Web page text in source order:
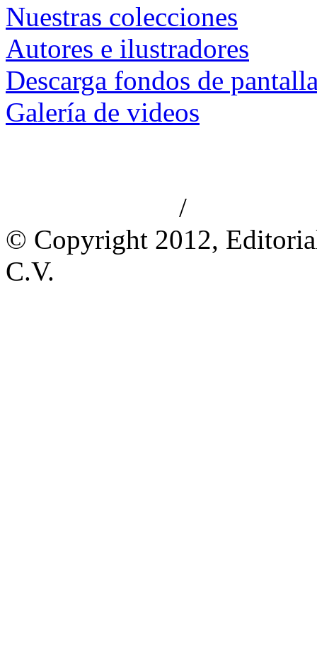
Nuestras colecciones
Autores e ilustradores
Descarga fondos de
Galería de videos
/
© Copyright 2012,
C.V.